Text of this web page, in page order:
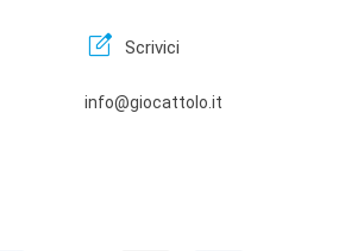
edit_square Scrivici
info@giocattolo.it